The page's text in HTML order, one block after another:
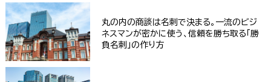
丸の内の商談は名刺で決まる。一流のビジ
ネスマンが密かに使う、信頼を勝ち取る「勝
負名刺」の作り方